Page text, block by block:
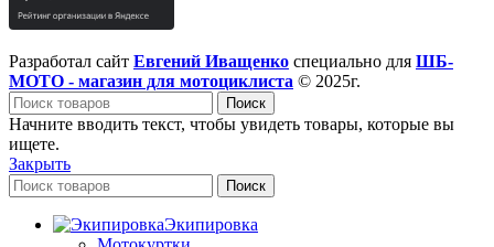
Разработал сайт Евгений Иващенко специально для ШБ-
МОТО - магазин для мотоциклиста © 2025г.
Поиск
Начните вводить текст, чтобы увидеть товары, которые вы
ищете.
Закрыть
Поиск
Экипировка